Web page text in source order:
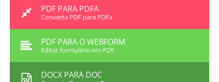
PDF PARA PDFA
Converta PDF para PDFa
PDF PARA O WEBFORM
Editar formulário em PDF
DOCX PARA DOC